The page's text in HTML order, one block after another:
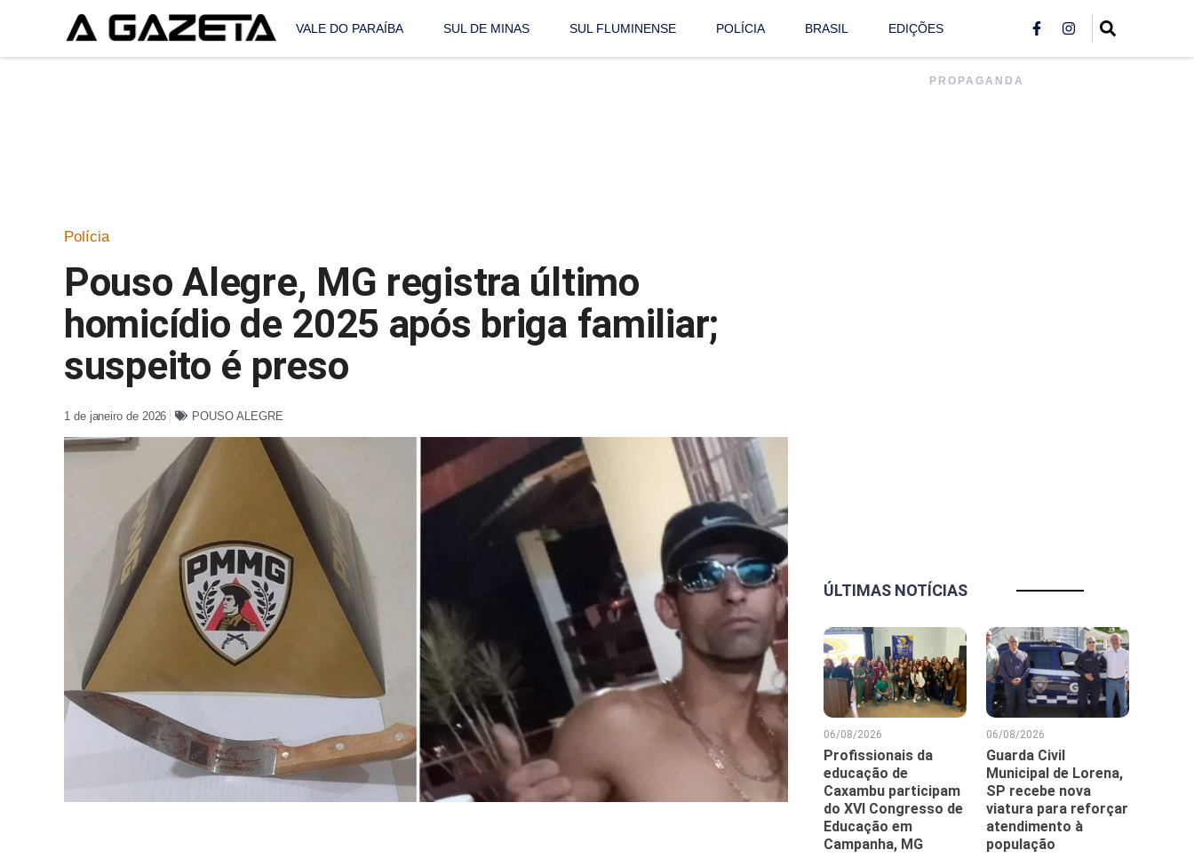
VALE DO PARAÍBA SUL DE MINAS SUL FLUMINENSE POLÍCIA BRASIL EDIÇÕES
Polícia
Pouso Alegre, MG registra último
homicídio de 2025 após briga familiar;
suspeito é preso
1 de janeiro de 2026 POUSO ALEGRE
PROPAGANDA
ÚLTIMAS NOTÍCIAS
06/08/2026
Profissionais da
educação de
Caxambu participam
do XVI Congresso de
Educação em
Campanha, MG
06/08/2026
Guarda Civil
Municipal de Lorena,
SP recebe nova
viatura para reforçar
atendimento à
população